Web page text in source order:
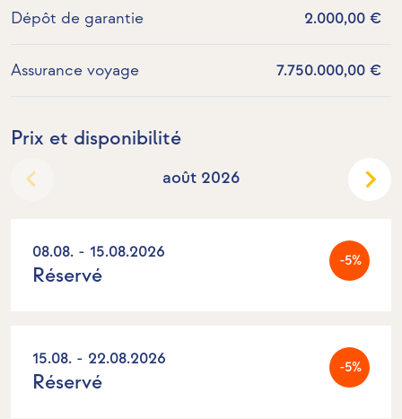
Dépôt de garantie 2.000,00 €
Assurance voyage 7.750.000,00 €
Prix et disponibilité
août 2026
08.08. - 15.08.2026 -5%
Réservé
15.08. - 22.08.2026 -5%
Réservé